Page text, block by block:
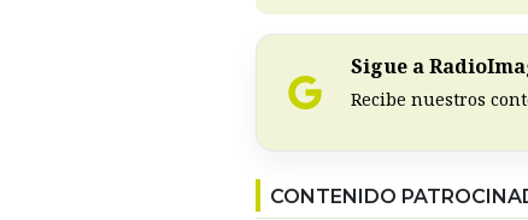
Sigue a
Recibe nuestros
CONTENIDO